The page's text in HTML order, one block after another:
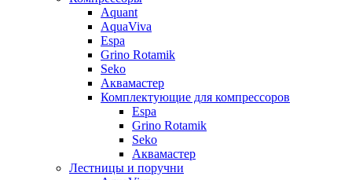
Aquant
AquaViva
Espa
Grino Rotamik
Seko
Аквамастер
Комплектующие для компрессоров
Espa
Grino Rotamik
Seko
Аквамастер
Лестницы и поручни